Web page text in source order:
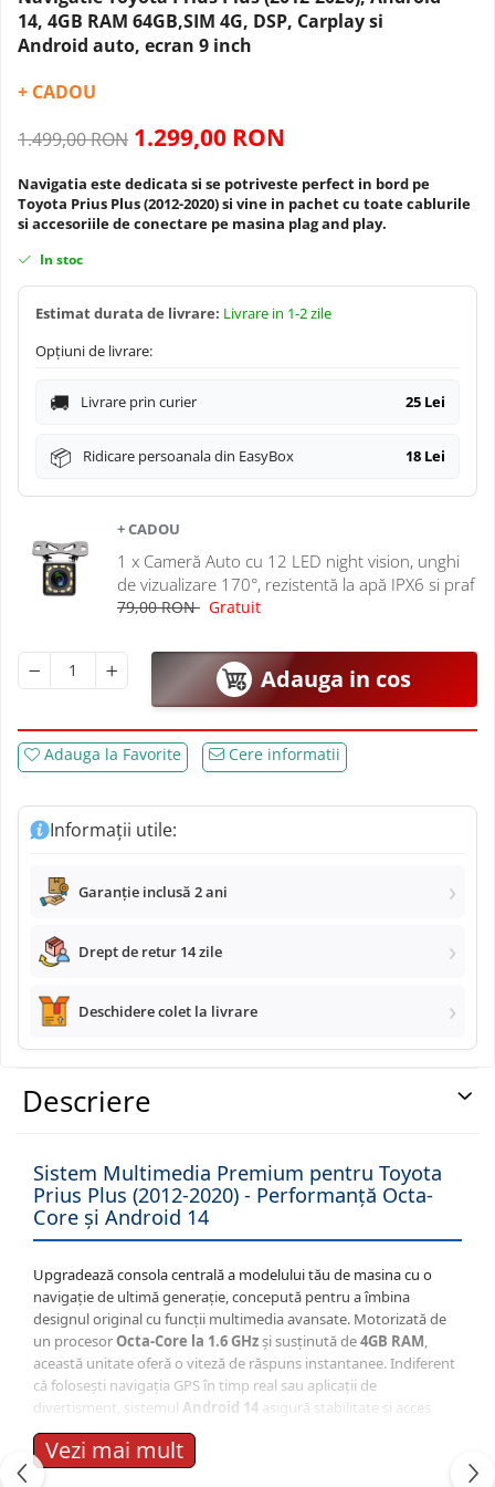
Navigatii Dacia
Navigatii BMW
Navigatii Mercedes
Navigatii Fiat
Navigatii Citroen
Navigatii Suzuki
Navigatii Mitsubishi
Navigatii Volvo
Navigatii KIA
Navigatii Renault
Navigatii Smart
Navigatii Chevrolet
Navigatii Honda
Navigatii Jeep
Navigatii Land Rover
Navigatii Iveco
Camera frontala
14, 4GB RAM 64GB,SIM 4G, DSP, Carplay si
Android auto, ecran 9 inch
+ CADOU
1.499,00 RON 1.299,00 RON
Navigatia este dedicata si se potriveste perfect in bord pe
Toyota Prius Plus (2012-2020) si vine in pachet cu toate cablurile
si accesoriile de conectare pe masina plag and play.
In stoc
Estimat durata de livrare: Livrare in 1-2 zile
Opțiuni de livrare:
Livrare prin curier 25 Lei
Ridicare persoanala din EasyBox 18 Lei
+ CADOU
1 x Cameră Auto cu 12 LED night vision, unghi
de vizualizare 170°, rezistentă la apă IPX6 si praf
79,00 RON Gratuit
Adauga in cos
Adauga la Favorite Cere informatii
Informații utile:
Garanție inclusă 2 ani
Drept de retur 14 zile
Deschidere colet la livrare
Descriere
Sistem Multimedia Premium pentru Toyota
Prius Plus (2012-2020) - Performanță Octa-
Core și Android 14
Upgradează consola centrală a modelului tău de masina cu o
navigație de ultimă generație, concepută pentru a îmbina
designul original cu funcții multimedia avansate. Motorizată de
un procesorOcta-Core la 1.6 GHzși susținută de4GB RAM,
această unitate oferă o viteză de răspuns instantanee. Indiferent
că folosești navigația GPS în timp real sau aplicații de
divertisment, sistemul Android 14 asigură stabilitate și acces
complet la Magazinul Play.
Vezi mai mult